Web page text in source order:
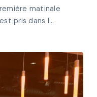
matinale
pris dans l...